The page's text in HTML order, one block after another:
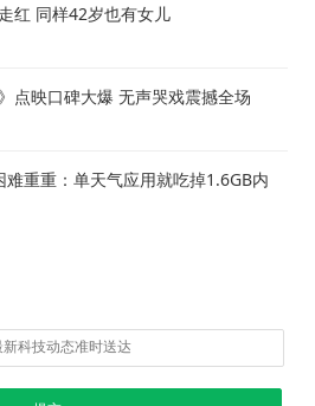
红 同样42岁也有女儿
点映口碑大爆 无声哭戏震撼全场
重重：单天气应用就吃掉1.6GB内